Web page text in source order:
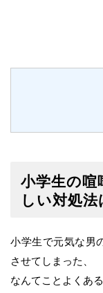
小学生の喧
しい対処法
小学生で元気な男
させてしまった、
なんてことよくあ